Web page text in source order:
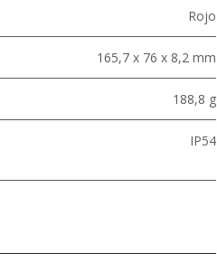
Rojo
165,7 x 76 x 8,2 mm
188,8 g
IP54